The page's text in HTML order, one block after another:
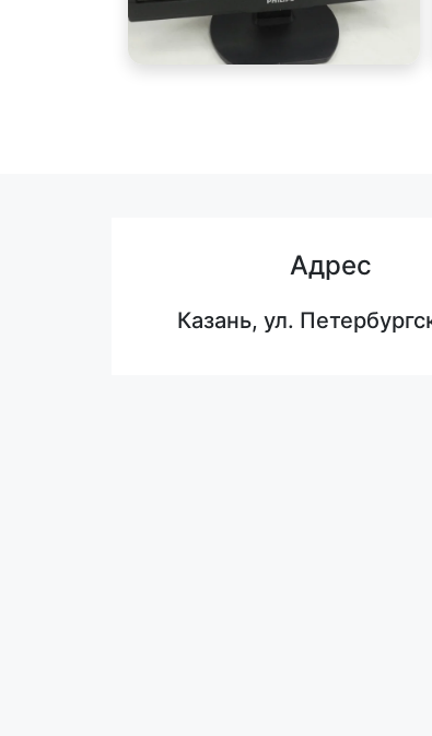
Адрес
Казань, ул.